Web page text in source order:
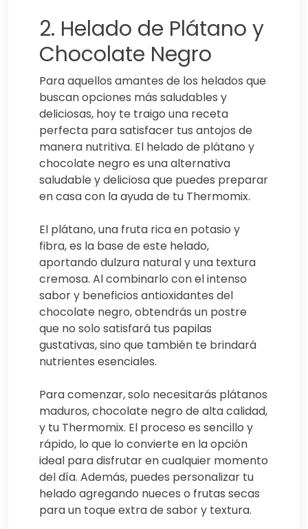
2. Helado de Plátano y
Chocolate Negro
Para aquellos amantes de los helados que
buscan opciones más saludables y
deliciosas, hoy te traigo una receta
perfecta para satisfacer tus antojos de
manera nutritiva. El helado de plátano y
chocolate negro es una alternativa
saludable y deliciosa que puedes preparar
en casa con la ayuda de tu Thermomix.
El plátano, una fruta rica en potasio y
fibra, es la base de este helado,
aportando dulzura natural y una textura
cremosa. Al combinarlo con el intenso
sabor y beneficios antioxidantes del
chocolate negro, obtendrás un postre
que no solo satisfará tus papilas
gustativas, sino que también te brindará
nutrientes esenciales.
Para comenzar, solo necesitarás plátanos
maduros, chocolate negro de alta calidad,
y tu Thermomix. El proceso es sencillo y
rápido, lo que lo convierte en la opción
ideal para disfrutar en cualquier momento
del día. Además, puedes personalizar tu
helado agregando nueces o frutas secas
para un toque extra de sabor y textura.